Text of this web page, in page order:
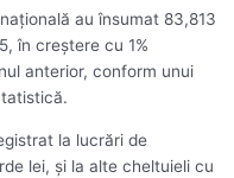
au însumat 83,813
în creştere cu 1%
anterior, conform unui
la lucrări de
lei, şi la alte cheltuieli cu